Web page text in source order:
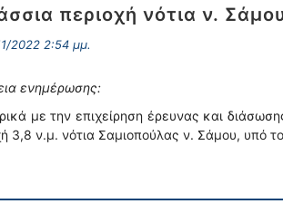
περιοχή νότια ν.
2022 2:54 μμ.
ενημέρωσης:
με την επιχείρηση έρευνας και
3,8 ν.μ. νότια Σαμιοπούλας ν. Σάμου, υπό